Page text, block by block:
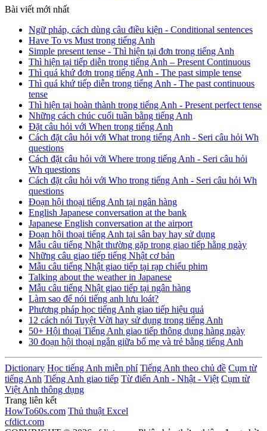
Bài viết mới nhất
Ngữ pháp, cách dùng câu điều kiện - Conditional sentences
Have To vs Must trong tiếng Anh
Simple present tense - Thì hiện tại đơn trong tiếng Anh
Thì hiện tại tiếp diễn trong tiếng Anh – Present Continuous
Thì quá khứ đơn trong tiếng Anh - The past simple tense
Thì quá khứ tiếp diễn trong tiếng Anh - The past continuous
tense
Thì hiện tại hoàn thành trong tiếng Anh - Present perfect tense
Những cách chúc cuối tuần bằng tiếng Anh
Đặt câu hỏi với When trong tiếng Anh
Cách đặt câu hỏi với What trong tiếng Anh - Seri câu hỏi Wh
questions
Cách đặt câu hỏi với Where trong tiếng Anh - Seri câu hỏi
Wh questions
Cách đặt câu hỏi với Who trong tiếng Anh - Seri câu hỏi Wh
questions
Đoạn hội thoại tiếng Anh tại ngân hàng
English Japanese conversation at the bank
Japanese English conversation at the airport
Đoạn hội thoại tiếng Anh tại sân bay hay sử dụng
Mẫu câu tiếng Nhật thường gặp trong giao tiếp hằng ngày
Những câu giao tiếp tiếng Nhật cơ bản
Mẫu câu tiếng Nhật giao tiếp tại rạp chiếu phim
Talking about the weather in Japanese
Mẫu câu tiếng Nhật giao tiếp tại ngân hàng
Làm sao để nói tiếng anh lưu loát?
Phương pháp học tiếng Anh giao tiếp hiệu quả
12 cách nói Tuyệt Vời hay sử dụng trong tiếng Anh
50+ Hội thoại Tiếng Anh giao tiếp thông dụng hàng ngày
30 đoạn hội thoại ngắn giữa bố mẹ và trẻ bằng tiếng Anh
Dictionary Học tiếng Anh miễn phí Tiếng Anh theo chủ đề Cụm từ
tiếng Anh Tiếng Anh giao tiếp Từ điển Anh - Nhật - Việt Cụm từ
Việt Anh thông dụng
Trang liên kết
HowTo60s.com Thủ thuật Excel
cfdict.com